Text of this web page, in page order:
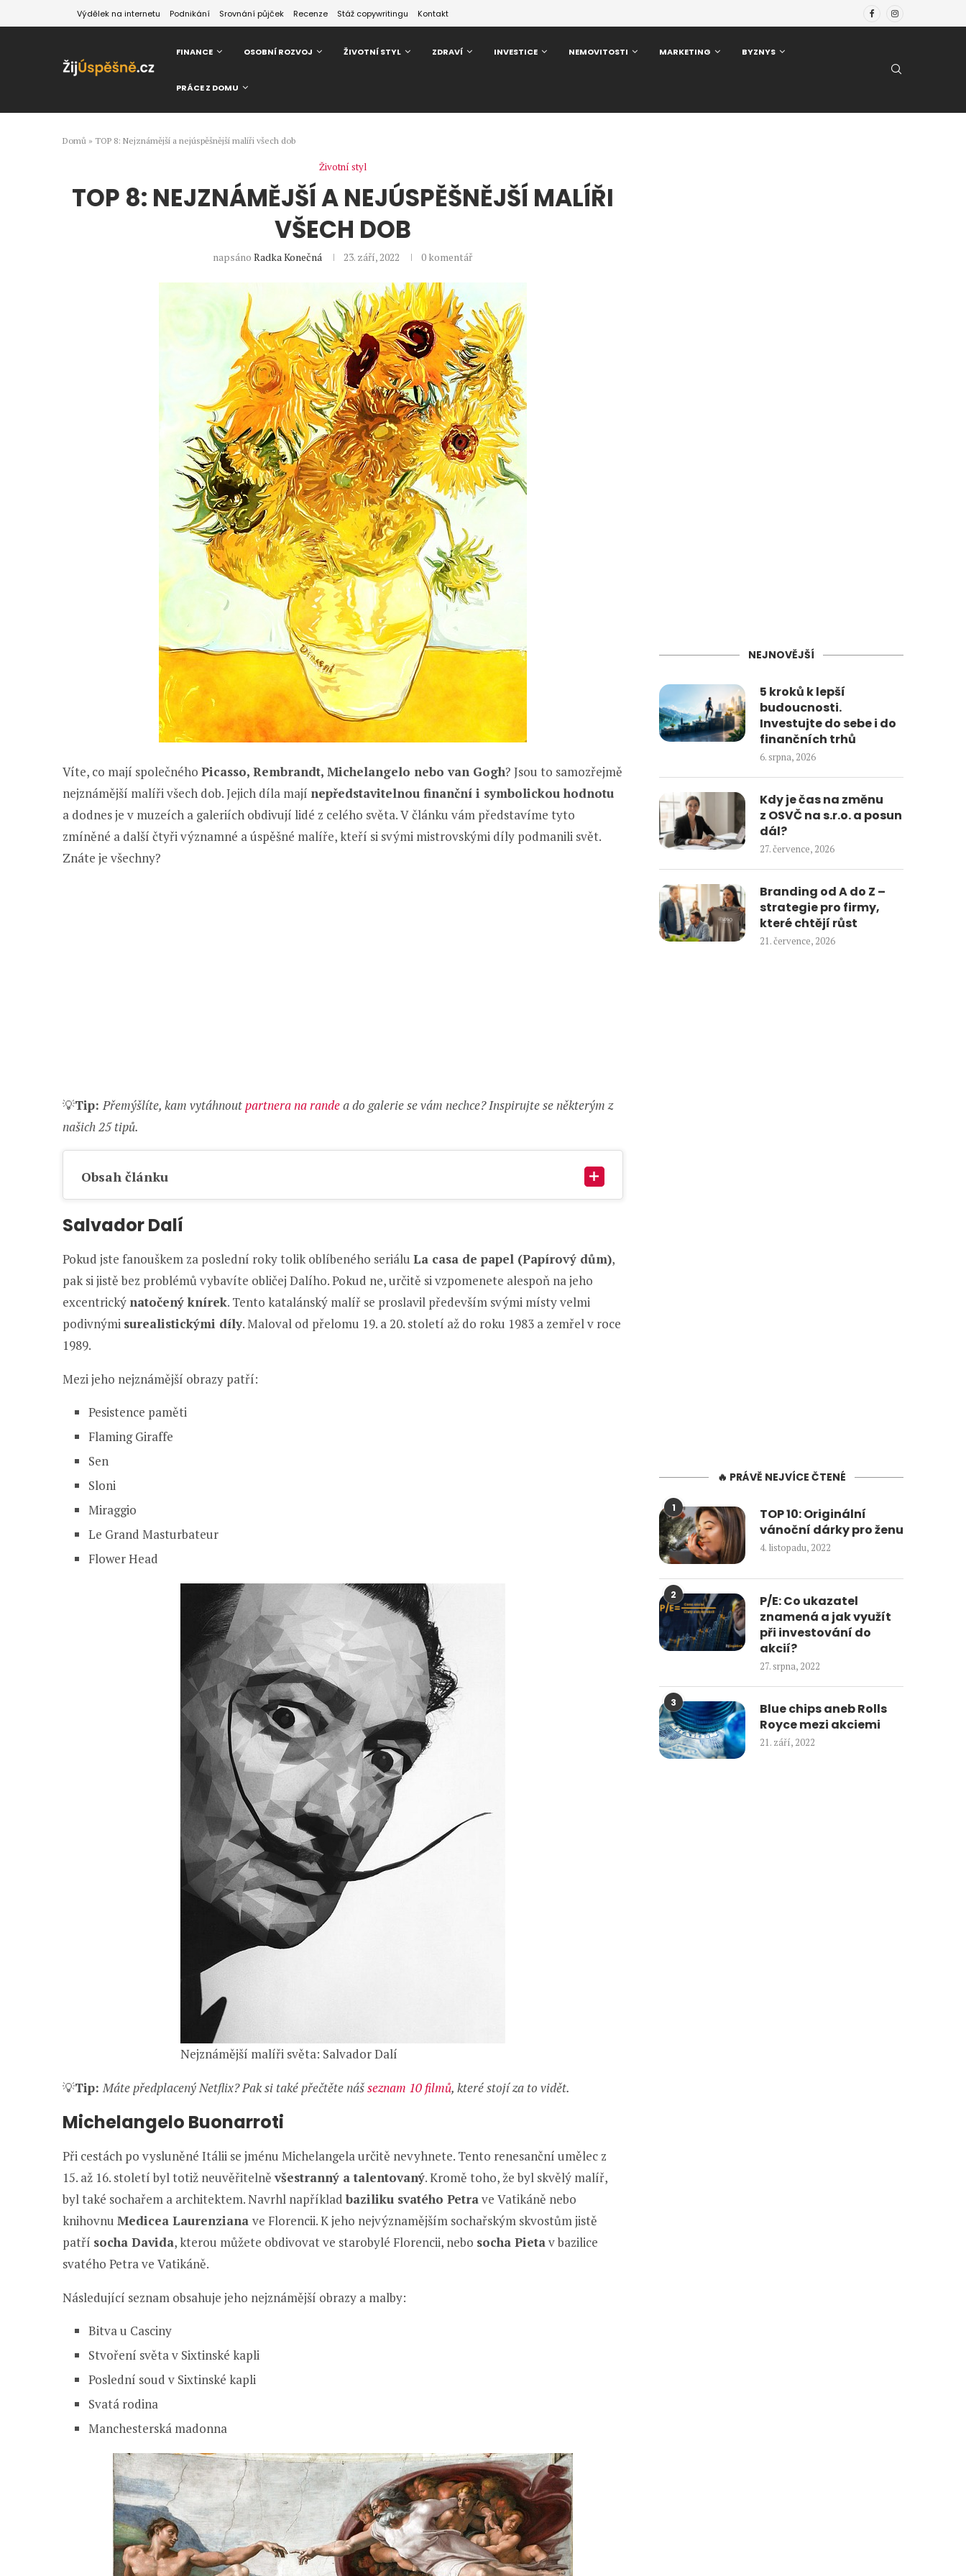
Výdělek na internetu Podnikání Srovnání půjček Recenze Stáž copywritingu Kontakt
FINANCE OSOBNÍ ROZVOJ ŽIVOTNÍ STYL ZDRAVÍ INVESTICE NEMOVITOSTI MARKETING BYZNYS
PRÁCE Z DOMU
Domů » TOP 8: Nejznámější a nejúspěšnější malíři všech dob
Životní styl
TOP 8: NEJZNÁMĚJŠÍ A NEJÚSPĚŠNĚJŠÍ MALÍŘI
VŠECH DOB
napsánoRadka Konečná 23. září, 2022 0 komentář
Víte, co mají společného Picasso, Rembrandt, Michelangelo nebo van Gogh? Jsou to samozřejmě
nejznámější malíři všech dob. Jejich díla mají nepředstavitelnou finanční i symbolickou hodnotu
a dodnes je v muzeích a galeriích obdivují lidé z celého světa. V článku vám představíme tyto
zmíněné a další čtyři významné a úspěšné malíře, kteří si svými mistrovskými díly podmanili svět.
Znáte je všechny?
💡Tip:Přemýšlíte, kam vytáhnoutpartnera na randea do galerie se vám nechce? Inspirujte se některým z
našich 25 tipů.
Obsah článku
Salvador Dalí
Pokud jste fanouškem za poslední roky tolik oblíbeného seriálu La casa de papel (Papírový dům),
pak si jistě bez problémů vybavíte obličej Dalího. Pokud ne, určitě si vzpomenete alespoň na jeho
excentrický natočený knírek. Tento katalánský malíř se proslavil především svými místy velmi
podivnými surealistickými díly. Maloval od přelomu 19. a 20. století až do roku 1983 a zemřel v roce
1989.
Mezi jeho nejznámější obrazy patří:
Pesistence paměti
Flaming Giraffe
Sen
Sloni
Miraggio
Le Grand Masturbateur
Flower Head
Nejznámější malíři světa: Salvador Dalí
💡Tip:Máte předplacený Netflix? Pak si také přečtěte nášseznam 10 filmů, které stojí za to vidět.
Michelangelo Buonarroti
Při cestách po vysluněné Itálii se jménu Michelangela určitě nevyhnete. Tento renesanční umělec z
15. až 16. století byl totiž neuvěřitelně všestranný a talentovaný. Kromě toho, že byl skvělý malíř,
byl také sochařem a architektem. Navrhl například baziliku svatého Petrave Vatikáně nebo
knihovnu Medicea Laurenziana ve Florencii. K jeho nejvýznamějším sochařským skvostům jistě
patří socha Davida, kterou můžete obdivovat ve starobylé Florencii, nebo socha Pietav bazilice
svatého Petra ve Vatikáně.
Následující seznam obsahuje jeho nejznámější obrazy a malby:
Bitva u Casciny
Stvoření světa v Sixtinské kapli
Poslední soud v Sixtinské kapli
Svatá rodina
Manchesterská madonna
NEJNOVĚJŠÍ
5 kroků k lepší
budoucnosti.
Investujte do sebe i do
finančních trhů
6. srpna, 2026
Kdy je čas na změnu
z OSVČ na s.r.o. a posun
dál?
27. července, 2026
Branding od A do Z –
strategie pro firmy,
které chtějí růst
21. července, 2026
🔥 PRÁVĚ NEJVÍCE ČTENÉ
1
TOP 10: Originální
vánoční dárky pro ženu
4. listopadu, 2022
2
P/E: Co ukazatel
znamená a jak využít
při investování do
akcií?
27. srpna, 2022
3
Blue chips aneb Rolls
Royce mezi akciemi
21. září, 2022